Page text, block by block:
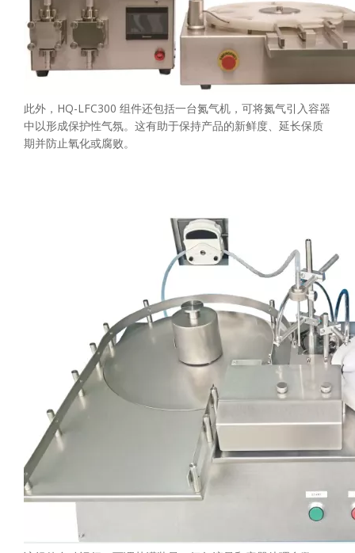
此外，HQ-LFC300 组件还包括一台氮气机，可将氮气引入容器
中以形成保护性气氛。这有助于保持产品的新鲜度、延长保质
期并防止氧化或腐败。